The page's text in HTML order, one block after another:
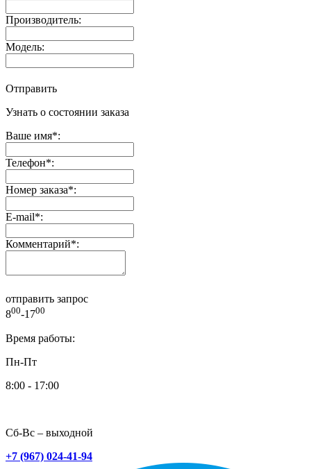
Производитель:
Модель:
Отправить
Узнать о состоянии заказа
Ваше имя*:
Телефон*:
Номер заказа*:
E-mail*:
Комментарий*:
отправить запрос
800-1700
Время работы:
Пн-Пт
8:00 - 17:00
Сб-Вс – выходной
+7 (967) 024-41-94